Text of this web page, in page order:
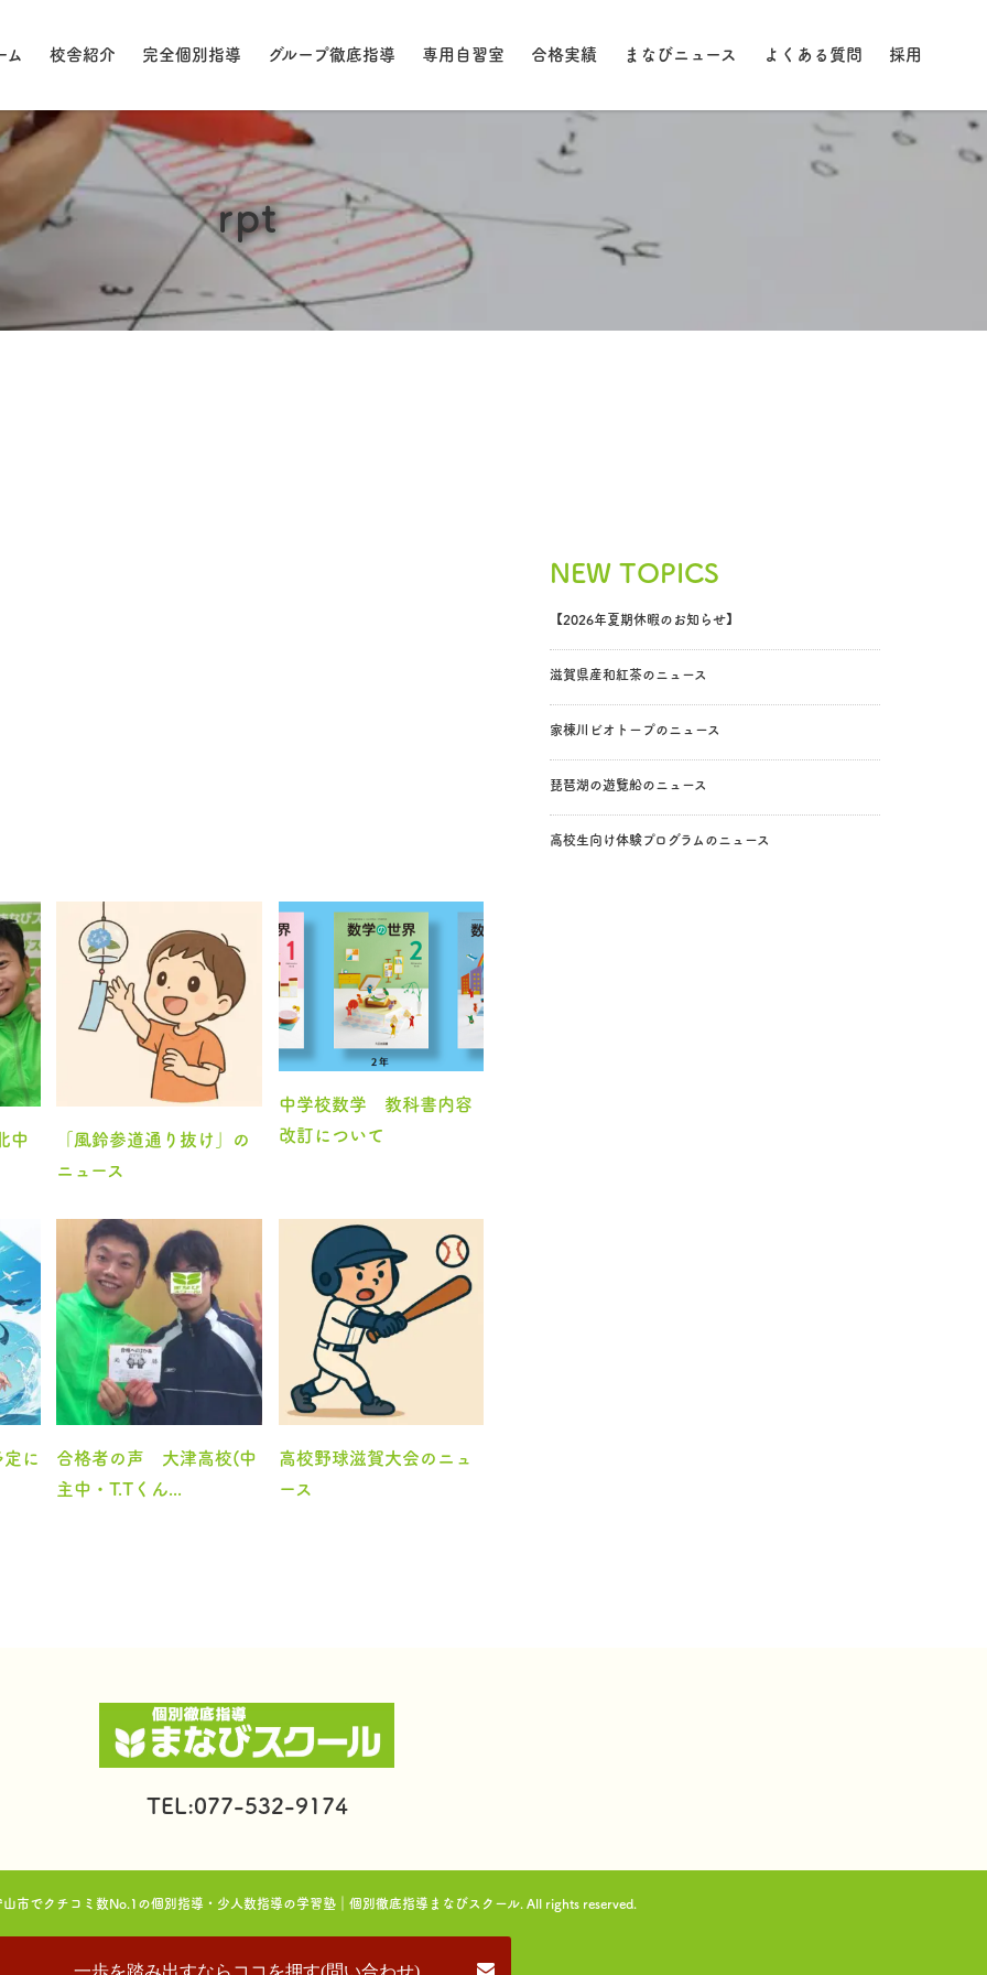
ム 校舎紹介 完全個別指導 グループ徹底指導 専用自習室 合格実績 まなびニュース よくある質問 採用
rpt
中
「風鈴参道通り抜け」の
ニュース
中学校数学 教科書内容
改訂について
に
合格者の声 大津高校(中
主中・T.Tくん...
高校野球滋賀大会のニュ
ース
NEW TOPICS
【2026年夏期休暇のお知らせ】
滋賀県産和紅茶のニュース
家棟川ビオトープのニュース
琵琶湖の遊覧船のニュース
高校生向け体験プログラムのニュース
TEL:077-532-9174
市でクチコミ数No.1の個別指導・少人数指導の学習塾｜個別徹底指導まなびスクール. All rights reserved.
一歩を踏み出すならココを押す(問い合わせ)